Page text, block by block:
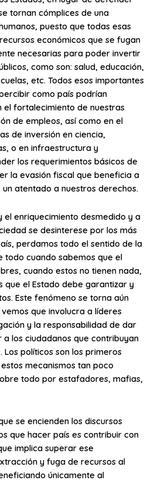
tornan cómplices de una
puesto que todas esas
económicos que se fugan
necesarias para poder invertir
como son: salud, educación,
etc. Todos esos importantes
como país podrían
fortalecimiento de nuestras
de empleos, así como en el
de inversión en ciencia,
o en infraestructura y
los requerimientos básicos de
la evasión fiscal que beneficia a
atentado a nuestros derechos.
el enriquecimiento desmedido y a
se desinterese por los más
perdamos todo el sentido de la
todo cuando sabemos que el
cuando estos no tienen nada,
que el Estado debe garantizar y
Este fenómeno se torna aún
que involucra a líderes
y la responsabilidad de dar
los ciudadanos que contribuyan
políticos son los primeros
mecanismos tan poco
todo por estafadores, mafias,
se encienden los discursos
que hacer país es contribuir con
implica superar ese
y fuga de recursos al
únicamente al